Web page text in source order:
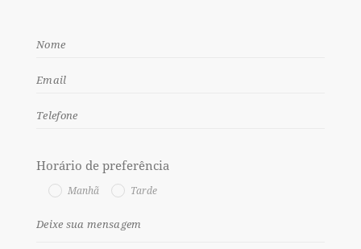
Horário de preferência
Manhã Tarde